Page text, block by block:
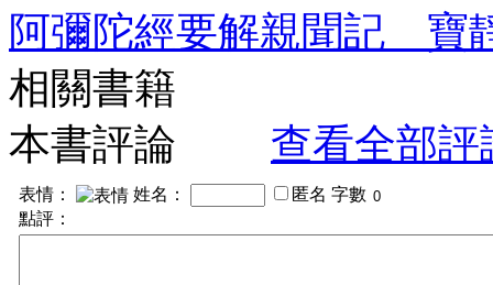
阿彌陀經要解親聞記 寶
相關書籍
本書評論
查看全部評
表情： 姓名： 匿名 字數
點評：